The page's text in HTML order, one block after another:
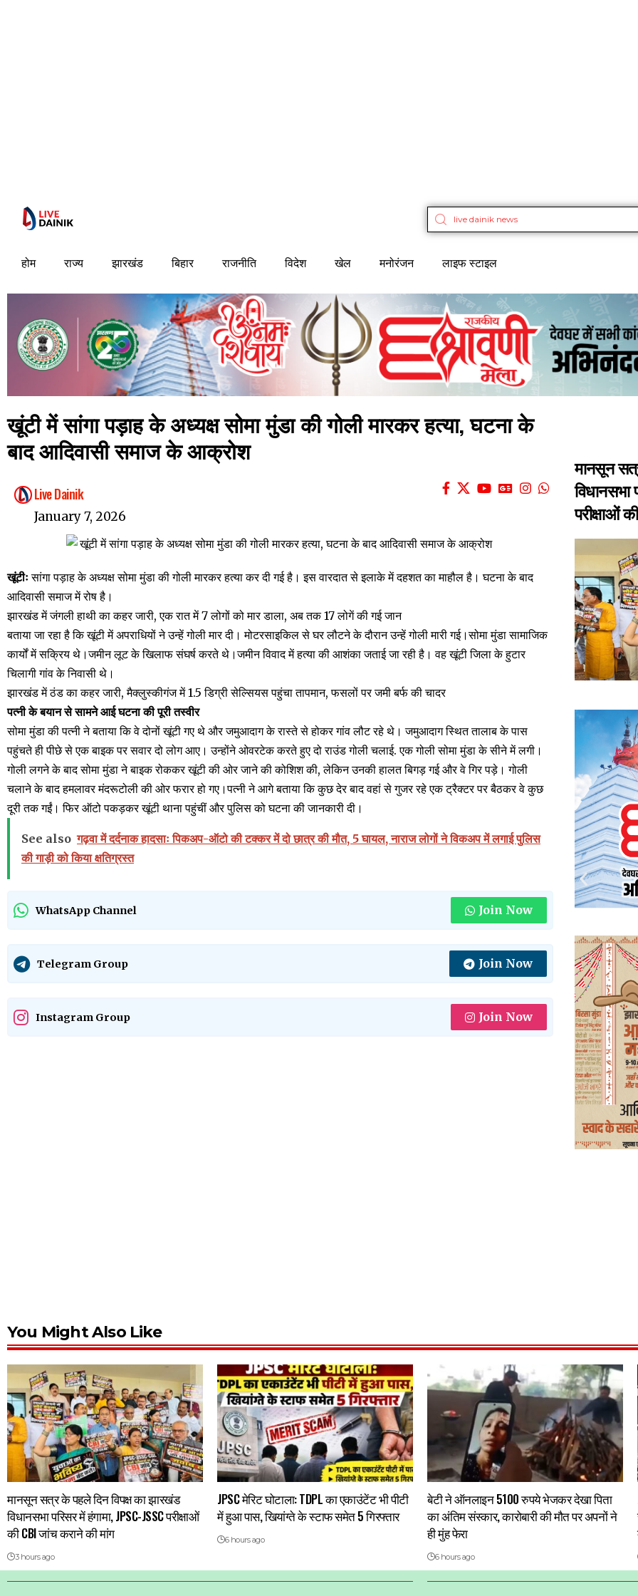
होम राज्य झारखंड बिहार राजनीति विदेश खेल मनोरंजन लाइफ स्टाइल
खूंटी में सांगा पड़ाह के अध्यक्ष सोमा मुंडा की गोली मारकर हत्या, घटना के
बाद आदिवासी समाज के आक्रोश
Live Dainik
January 7, 2026
खूंटीःसांगा पड़ाह के अध्यक्ष सोमा मुंडा की गोली मारकर हत्या कर दी गई है। इस वारदात से इलाके में दहशत का माहौल है। घटना के बाद
आदिवासी समाज में रोष है।
झारखंड में जंगली हाथी का कहर जारी, एक रात में 7 लोगों को मार डाला, अब तक 17 लोगें की गई जान
बताया जा रहा है कि खूंटी में अपराधियों ने उन्हें गोली मार दी। मोटरसाइकिल से घर लौटने के दौरान उन्हें गोली मारी गई।सोमा मुंडा सामाजिक
कार्यों में सक्रिय थे।जमीन लूट के खिलाफ संघर्ष करते थे।जमीन विवाद में हत्या की आशंका जताई जा रही है। वह खूंटी जिला के हुटार
चिलागी गांव के निवासी थे।
झारखंड में ठंड का कहर जारी, मैक्लुस्कीगंज में 1.5 डिग्री सेल्सियस पहुंचा तापमान, फसलों पर जमी बर्फ की चादर
पत्नी के बयान से सामने आई घटना की पूरी तस्वीर
सोमा मुंडा की पत्नी ने बताया कि वे दोनों खूंटी गए थे और जमुआदाग के रास्ते से होकर गांव लौट रहे थे। जमुआदाग स्थित तालाब के पास
पहुंचते ही पीछे से एक बाइक पर सवार दो लोग आए। उन्होंने ओवरटेक करते हुए दो राउंड गोली चलाई. एक गोली सोमा मुंडा के सीने में लगी।
गोली लगने के बाद सोमा मुंडा ने बाइक रोककर खूंटी की ओर जाने की कोशिश की, लेकिन उनकी हालत बिगड़ गई और वे गिर पड़े। गोली
चलाने के बाद हमलावर मंदरूटोली की ओर फरार हो गए।पत्नी ने आगे बताया कि कुछ देर बाद वहां से गुजर रहे एक ट्रैक्टर पर बैठकर वे कुछ
दूरी तक गईं। फिर ऑटो पकड़कर खूंटी थाना पहुंचीं और पुलिस को घटना की जानकारी दी।
See also गढ़वा में दर्दनाक हादसाः पिकअप-ऑटो की टक्कर में दो छात्र की मौत, 5 घायल, नाराज लोगों ने विकअप में लगाई पुलिस
की गाड़ी को किया क्षतिग्रस्त
WhatsApp Channel Join Now
Telegram Group Join Now
Instagram Group Join Now
मानसून
विधानसभा
परीक्षाओं
You Might Also Like
मानसून सत्र के पहले दिन विपक्ष का झारखंड
विधानसभा परिसर में हंगामा, JPSC-JSSC परीक्षाओं
की CBI जांच कराने की मांग
3 hours ago
JPSC मेरिट घोटाला: TDPL का एकाउंटेंट भी पीटी
में हुआ पास, खियांग्ते के स्टाफ समेत 5 गिरफ्तार
6 hours ago
बेटी ने ऑनलाइन 5100 रुपये भेजकर देखा पिता
का अंतिम संस्कार, कारोबारी की मौत पर अपनों ने
ही मुंह फेरा
6 hours ago